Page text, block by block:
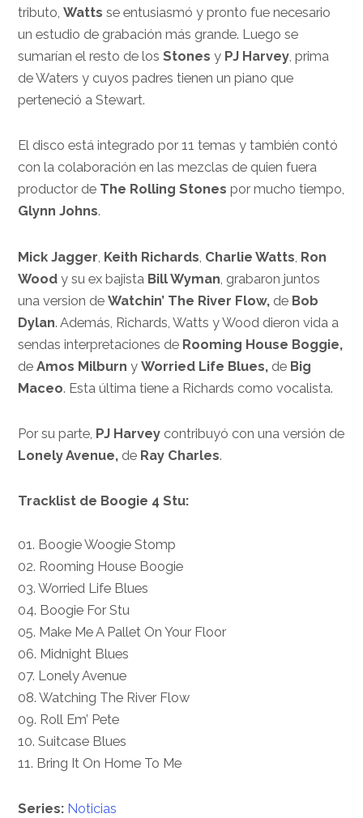
tributo,Wattsse entusiasmó y pronto fue necesario
un estudio de grabación más grande. Luego se
sumarían el resto de losStonesy PJ Harvey, prima
de Waters y cuyos padres tienen un piano que
perteneció a Stewart.
El disco está integrado por 11 temas y también contó
con la colaboración en las mezclas de quien fuera
productor de The Rolling Stonespor mucho tiempo,
Glynn Johns.
Mick Jagger Keith Richards Charlie Watts Ron
Wood y su ex bajista Bill Wyman , grabaron juntos
una version deWatchin’ The River Flow, de Bob
Dylan. Además, Richards, Watts y Wood dieron vida a
sendas interpretaciones de Rooming House Boggie,
deAmos Milburn yWorried Life Blues, de Big
Maceo. Esta última tiene a Richards como vocalista.
Por su parte, PJ Harvey contribuyó con una versión de
Lonely Avenue, de Ray Charles.
Tracklist de Boogie 4 Stu:
01. Boogie Woogie Stomp
02. Rooming House Boogie
03. Worried Life Blues
04. Boogie For Stu
05. Make Me A Pallet On Your Floor
06. Midnight Blues
07. Lonely Avenue
08. Watching The River Flow
09. Roll Em’ Pete
10. Suitcase Blues
11. Bring It On Home To Me
Series: Noticias